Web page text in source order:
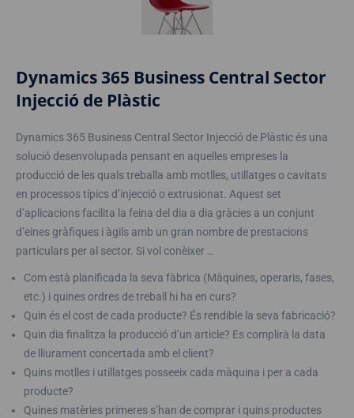
Dynamics 365 Business Central Sector
Injecció de Plàstic
Dynamics 365 Business Central Sector Injecció de Plàstic és una
solució desenvolupada pensant en aquelles empreses la
producció de les quals treballa amb motlles, utillatges o cavitats
en processos típics d’injecció o extrusionat. Aquest set
d’aplicacions facilita la feina del dia a dia gràcies a un conjunt
d’eines gràfiques i àgils amb un gran nombre de prestacions
particulars per al sector. Si vol conèixer …
Com està planificada la seva fàbrica (Màquines, operaris, fases,
etc.) i quines ordres de treball hi ha en curs?
Quin és el cost de cada producte? És rendible la seva fabricació?
Quin dia finalitza la producció d’un article? Es complirà la data
de lliurament concertada amb el client?
Quins motlles i utillatges posseeix cada màquina i per a cada
producte?
Quines matèries primeres s’han de comprar i quins productes